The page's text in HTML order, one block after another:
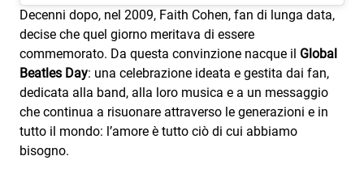
Decenni dopo, nel 2009, Faith Cohen, fan di lunga data,
decise che quel giorno meritava di essere
commemorato. Da questa convinzione nacque il Global
Beatles Day: una celebrazione ideata e gestita dai fan,
dedicata alla band, alla loro musica e a un messaggio
che continua a risuonare attraverso le generazioni e in
tutto il mondo: l’amore è tutto ciò di cui abbiamo
bisogno.